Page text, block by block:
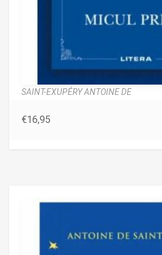
SAINT-EXUPÉRY ANTOINE DE
€16,95